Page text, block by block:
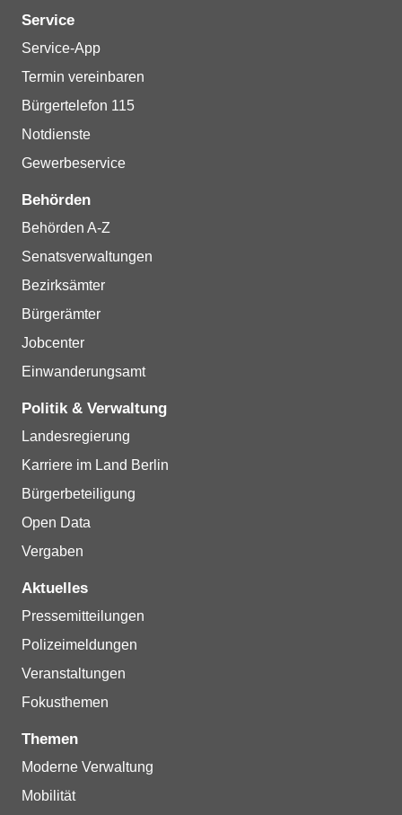
Service
Service-App
Termin vereinbaren
Bürgertelefon 115
Notdienste
Gewerbeservice
Behörden
Behörden A-Z
Senatsverwaltungen
Bezirksämter
Bürgerämter
Jobcenter
Einwanderungsamt
Politik & Verwaltung
Landesregierung
Karriere im Land Berlin
Bürgerbeteiligung
Open Data
Vergaben
Aktuelles
Pressemitteilungen
Polizeimeldungen
Veranstaltungen
Fokusthemen
Themen
Moderne Verwaltung
Mobilität